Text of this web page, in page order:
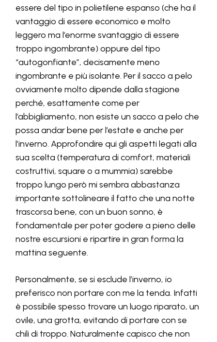
essere del tipo in polietilene espanso (che ha il
vantaggio di essere economico e molto
leggero ma l’enorme svantaggio di essere
troppo ingombrante) oppure del tipo
“autogonfiante”, decisamente meno
ingombrante e più isolante. Per il sacco a pelo
ovviamente molto dipende dalla stagione
perché, esattamente come per
l’abbigliamento, non esiste un sacco a pelo che
possa andar bene per l’estate e anche per
l’inverno. Approfondire qui gli aspetti legati alla
sua scelta (temperatura di comfort, materiali
costruttivi, square o a mummia) sarebbe
troppo lungo però mi sembra abbastanza
importante sottolineare il fatto che una notte
trascorsa bene, con un buon sonno, è
fondamentale per poter godere a pieno delle
nostre escursioni e ripartire in gran forma la
mattina seguente.
Personalmente, se si esclude l’inverno, io
preferisco non portare con me la tenda. Infatti
è possibile spesso trovare un luogo riparato, un
ovile, una grotta, evitando di portare con se
chili di troppo. Naturalmente capisco che non